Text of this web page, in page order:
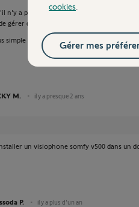
n'y a pas de visiophone avec plusieurs
gérer deux appartements avec une platine
simple c'est la plaque gravée qui invite les
M. il y a presque 2 ans
un visiophone somfy v500 dans un
P. il y a plus d'un an
cookies
Gérer mes